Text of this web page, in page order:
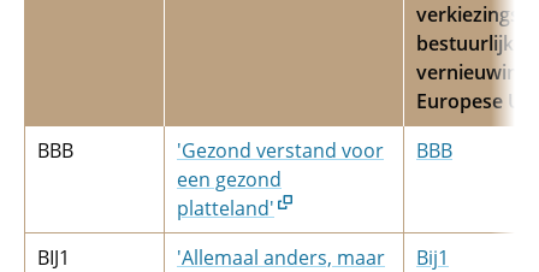
bestuurlijke
vernieuwing
Europese
BBB
'Gezond verstand voor
een gezond
platteland'
BBB
BIJ1
'Allemaal anders, maar
Bij1